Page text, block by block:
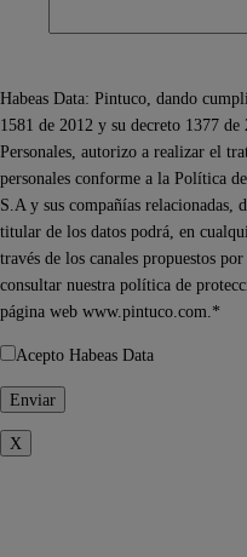
Habeas Data: Pintuco, dando
1581 de 2012 y su decreto 1377
Personales, autorizo a realizar el
personales conforme a la Política
S.A y sus compañías relacionadas,
titular de los datos podrá, en
través de los canales propuestos
consultar nuestra política de
página web www.pintuco.com.*
Acepto Habeas Data
X